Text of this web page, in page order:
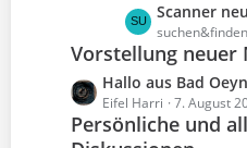
e
e
i
t
L
e
t
z
t
e
B
Scanner
suchen&finden
Vorstellung neuer
L
e
t
Hallo aus Bad
Eifel Harri 7. August
Persönliche und